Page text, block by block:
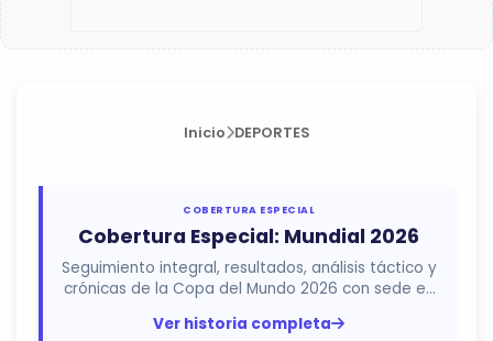
Inicio DEPORTES
COBERTURA ESPECIAL
Cobertura Especial: Mundial 2026
Seguimiento integral, resultados, análisis táctico y
crónicas de la Copa del Mundo 2026 con sede en
Ver historia completa